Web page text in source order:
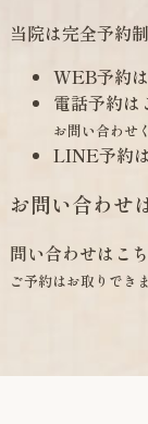
当院は完全予約
WEB予約
電話予約は
お問い合わせ
LINE予約
お問い合わせ
問い合わせはこ
ご予約はお取りでき